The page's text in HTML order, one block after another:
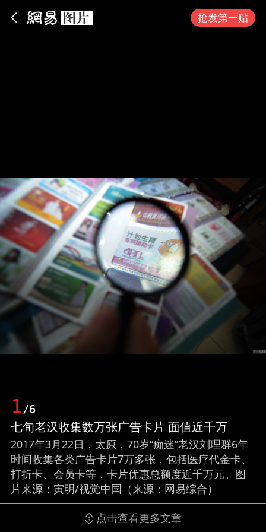
抢发第一贴
1/6
七旬老汉收集数万张广告卡片 面值近千万
2017年3月22日，太原，70岁“痴迷”老汉刘理群6年
时间收集各类广告卡片7万多张，包括医疗代金卡、
打折卡、会员卡等，卡片优惠总额度近千万元。图
片来源：寅明/视觉中国（来源：网易综合）
点击查看更多文章